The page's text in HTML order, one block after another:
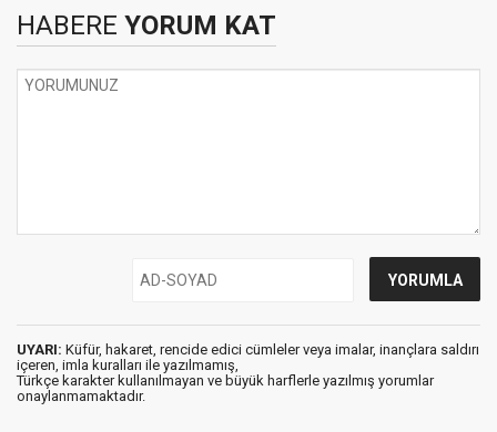
HABERE YORUM KAT
UYARI: Küfür, hakaret, rencide edici cümleler veya imalar, inançlara saldırı
içeren, imla kuralları ile yazılmamış,
Türkçe karakter kullanılmayan ve büyük harflerle yazılmış yorumlar
onaylanmamaktadır.